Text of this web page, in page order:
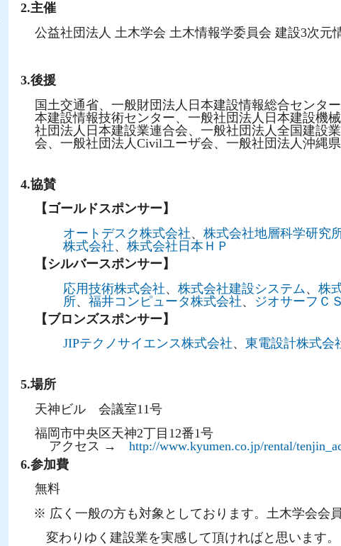
2.主催
公益社団法人 土木学会 土木情報学委員会 建設3次元
3.後援
国土交通省、一般財団法人日本建設情報総合センタ
本建設情報技術センター、一般社団法人日本建設機
社団法人日本建設業連合会、一般社団法人全国建設
会、一般社団法人Civilユーザ会、一般社団法人沖縄
4.協賛
【ゴールドスポンサー】
オートデスク株式会社、 株式会社地層科学研究
株式会社、 株式会社日本ＨＰ
【シルバースポンサー】
応用技術株式会社、 株式会社建設システム 、 株
所、 福井コンピュータ株式会社、 ジオサーフＣ
【ブロンズスポンサー】
JIPテクノサイエンス株式会社、 東電設計株式会
5.場所
天神ビル 会議室11号
福岡市中央区天神2丁目12番1号
アクセス → http://www.kyumen.co.jp/rental/
6.参加費
無料
※ 広く一般の方も対象としております。土木学会会員
変わりゆく建設業を実感して頂ければと思います。